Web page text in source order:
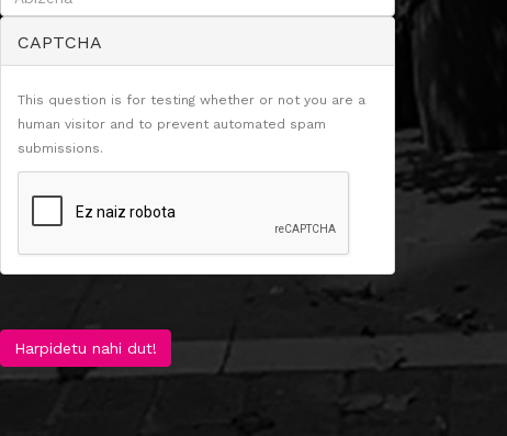
CAPTCHA
This question is for testing whether or not you are a
human visitor and to prevent automated spam
submissions.
Harpidetu nahi dut!